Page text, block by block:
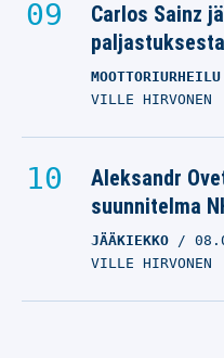
Carlos Sainz
MOOTTORIURHEILU
VILLE HIRVONEN
Aleksandr
suunnitelma
JÄÄKIEKKO
VILLE HIRVONEN